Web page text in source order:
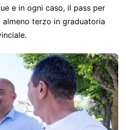
e in ogni caso, il pass per
terzo in graduatoria